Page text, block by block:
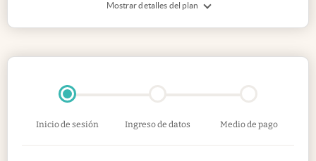
Mostrar detalles del plan
Inicio de sesión Ingreso de datos Medio de pago